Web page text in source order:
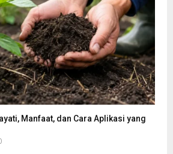
Manfaat, dan Cara Aplikasi yang